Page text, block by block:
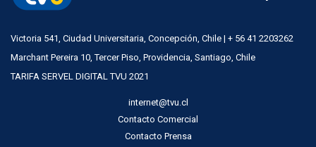
Victoria 541, Ciudad Universitaria, Concepción, Chile | + 56 41 2203262
Marchant Pereira 10, Tercer Piso, Providencia, Santiago, Chile
TARIFA SERVEL DIGITAL TVU 2021
internet@tvu.cl
Contacto Comercial
Contacto Prensa